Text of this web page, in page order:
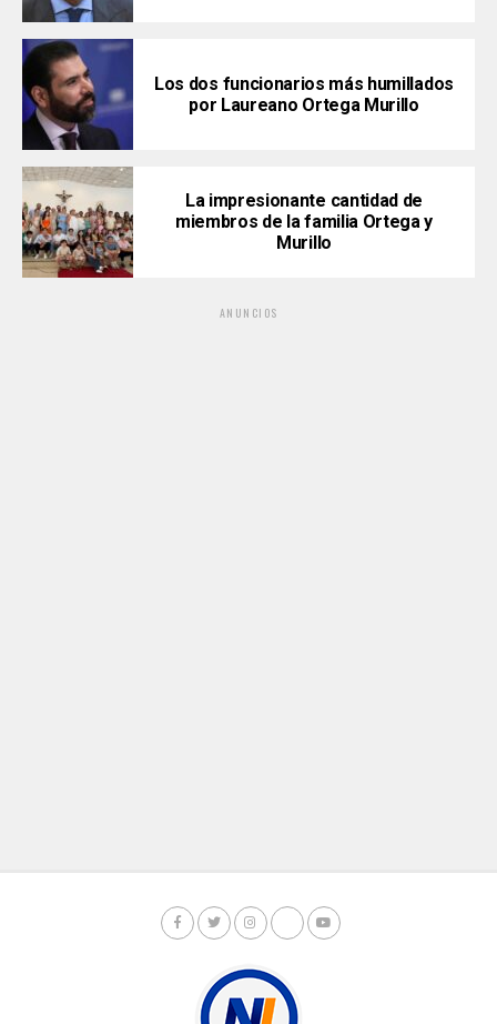
Los dos funcionarios más humillados
por Laureano Ortega Murillo
La impresionante cantidad de
miembros de la familia Ortega y
Murillo
ANUNCIOS